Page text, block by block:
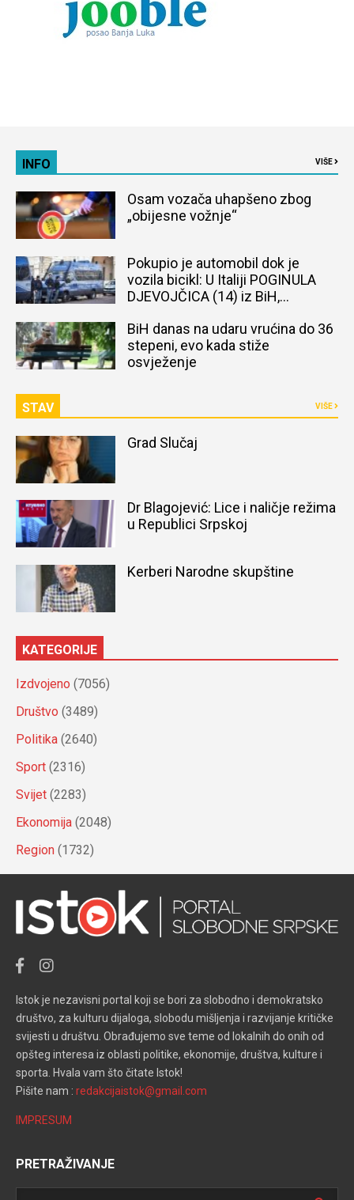
INFO VIŠE
Osam vozača uhapšeno zbog
„obijesne vožnje“
Pokupio je automobil dok je
vozila bicikl: U Italiji POGINULA
DJEVOJČICA (14) iz BiH,
BiH danas na udaru vrućina do 36
stepeni, evo kada stiže
osvježenje
STAV VIŠE
Grad Slučaj
Dr Blagojević: Lice i naličje režima
u Republici Srpskoj
Kerberi Narodne skupštine
KATEGORIJE
Izdvojeno (7056)
Društvo (3489)
Politika (2640)
Sport (2316)
Svijet (2283)
Ekonomija (2048)
Region (1732)
Istok je nezavisni portal koji se bori za slobodno i demokratsko
društvo, za kulturu dijaloga, slobodu mišljenja i razvijanje kritičke
svijesti u društvu. Obrađujemo sve teme od lokalnih do onih od
opšteg interesa iz oblasti politike, ekonomije, društva, kulture i
sporta. Hvala vam što čitate Istok!
Pišite nam : redakcijaistok@gmail.com
IMPRESUM
PRETRAŽIVANJE